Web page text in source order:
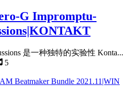
G Impromptu-
是一种独特的实验性 Konta...
5